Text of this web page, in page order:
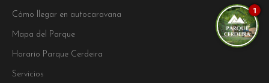
Cómo llegar en autocaravana
Mapa del Parque
Horario Parque Cerdeira
Servicios
1